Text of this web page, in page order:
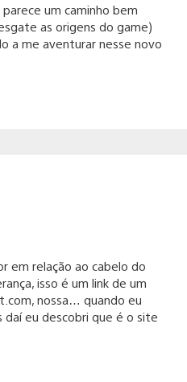
um caminho bem
as origens do game)
a me aventurar nesse novo
em relação ao cabelo do
isso é um link de um
nossa… quando eu
eu descobri que é o site